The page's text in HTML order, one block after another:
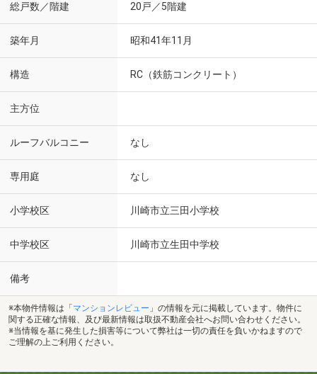
総戸数／階建 20戸／5階建
築年月 昭和41年11月
構造 RC（鉄筋コンクリート）
主方位
ルーフバルコニー なし
専用庭 なし
小学校区 川崎市立三田小学校
中学校区 川崎市立生田中学校
備考
※本物件情報は「 マンションレビュー 」の情報を元に掲載しています。物件に
関する正確な情報、及び最新情報は取扱不動産会社へお問い合わせください。
※当情報を基に発生した損害等について弊社は一切の責任を負いかねますので
ご理解の上ご利用ください。